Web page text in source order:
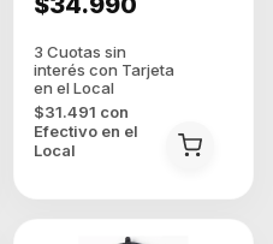
$31.491 con
Efectivo en el
Local